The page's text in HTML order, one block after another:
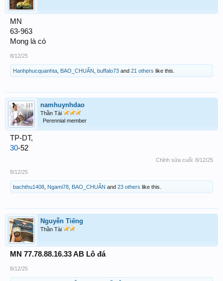
MN
63-963
Mong là có
8/12/25
Hanhphucquanhta BAO_CHUẨN buffalo73 and 21 others like this.
namhuynhdao
Thần Tài
Perennial member
TP-DT,
30-52
Chỉnh sửa cuối: 8/12/25
8/12/25
bachthu1408 Ngami78 BAO_CHUẨN and 23 others like this.
Nguyễn Tiếng
Thần Tài
MN 77.78.88.16.33 AB Lô đá
8/12/25